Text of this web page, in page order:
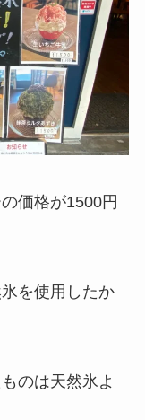
価格が1500円
を使用したか
のは天然氷よ